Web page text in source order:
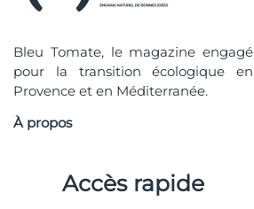
Bleu Tomate, le magazine engagé
pour la transition écologique en
Provence et en Méditerranée.
À propos
Accès rapide